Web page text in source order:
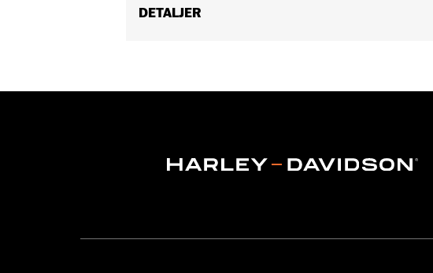
DETALJER
Position On Bike:Rear